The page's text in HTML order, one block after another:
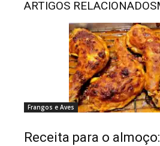
ARTIGOS RELACIONADOS
Frangos e Aves
Receita para o